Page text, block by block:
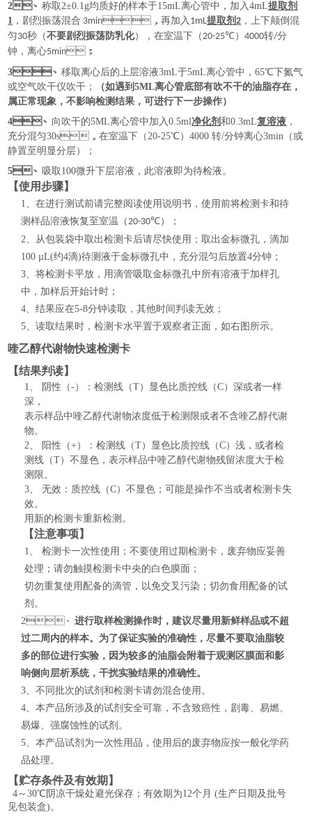
2、称取2±0.1g均质好的样本于15mL离心管中，加入4mL提取剂
1 ，剧烈振荡混合 3min，再加入 1mL提取剂2 ，上下颠倒混
匀30秒（不要剧烈振荡防乳化），在室温下（20-25℃）4000转/分
钟，离心5min；
3、移取离心后的上层溶液3mL于5mL离心管中，65℃下氮气
或空气吹干仪吹干；
（如遇到5ML离心管底部有吹不干的油脂存在，
属正常现象，不影响检测结果，可进行下一步操作）
4、 向吹干的5ML离心管中加入0.5ml净化剂和0.3mL复溶液 ，
充分混匀30s，在室温下（20-25℃）4000 转/分钟离心3min（或
静置至明显分层）；
5、吸取 100微升下层溶液，此溶液即为待检液。
【使用步骤】
1、在进行测试前请完整阅读使用说明书，使用前将检测卡和待
测样品溶液恢复至室温（20-30℃）
；
2、从包装袋中取出检测卡后请尽快使用；取出金标微孔，滴加
100 µL(约4滴)待测液于金标微孔中，充分混匀后放置4分钟；
3、将检测卡平放，用滴管吸取金标微孔中所有溶液于加样孔
中，加样后开始计时；
4、结果应在5-8分钟读取，其他时间判读无效；
5、读取结果时，检测卡水平置于观察者正面，如右图所示。
喹乙醇代谢物快速检测卡
【结果判读】
1、 阴性（-）：检测线（T）显色比质控线（C）深或者一样
深，
表示样品中喹乙醇代谢物浓度低于检测限或者不含喹乙醇代谢
物。
2、
阳性（+）：检测线（T）显色比质控线（C）浅，或者检
测线（T）不显色，表示样品中喹乙醇代谢物残留浓度大于检
测限。
3、无效：质控线（C）不显色；可能是操作不当或者检测卡失
效。
用新的检测卡重新检测。
【注意事项】
1、检测卡一次性使用；不要使用过期检测卡，废弃物应妥善
处理；请勿触摸检测卡中央的白色膜面；
切勿重复使用配备的滴管，以免交叉污染；切勿食用配备的试
剂。
2、进行取样检测操作时，建议尽量用新鲜样品或不超
过二周内的样本。为了保证实验的准确性，尽量不要取油脂较
多的部位进行实验，因为较多的油脂会附着于观测区膜面和影
响侧向层析系统，干扰实验结果的准确性。
3、不同批次的试剂和检测卡请勿混合使用。
4、本产品所涉及的试剂安全可靠，不含致癌性，剧毒、易燃、
易爆、强腐蚀性的试剂。
5、本产品试剂为一次性用品，使用后的废弃物应按一般化学药
品处理。
【贮存条件及有效期】
4～30℃阴凉干燥处避光保存；有效期为12个月 (生产日期及批号
见包装盒)。